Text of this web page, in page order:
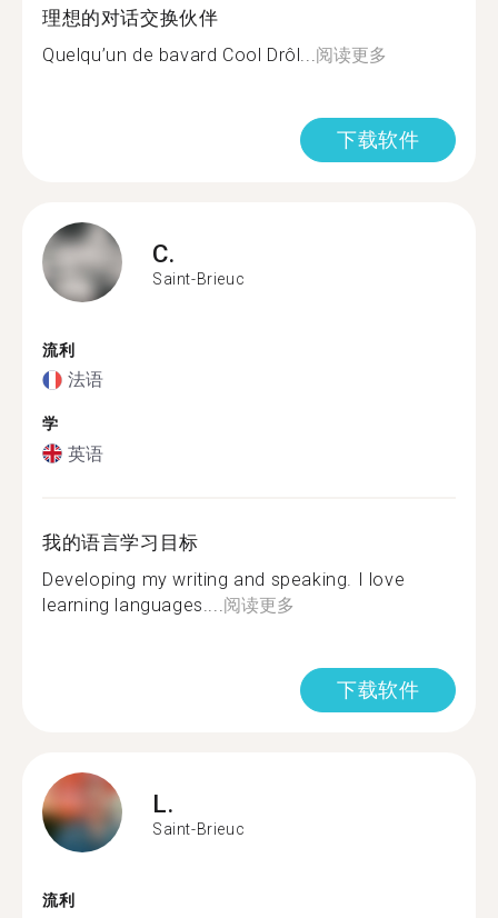
理想的对话交换伙伴
Quelqu’un de bavard Cool Drôl... 阅读更多
下载软件
C.
Saint-Brieuc
流利
法语
学
英语
我的语言学习目标
Developing my writing and speaking. I love
learning languages.... 阅读更多
下载软件
L.
Saint-Brieuc
流利